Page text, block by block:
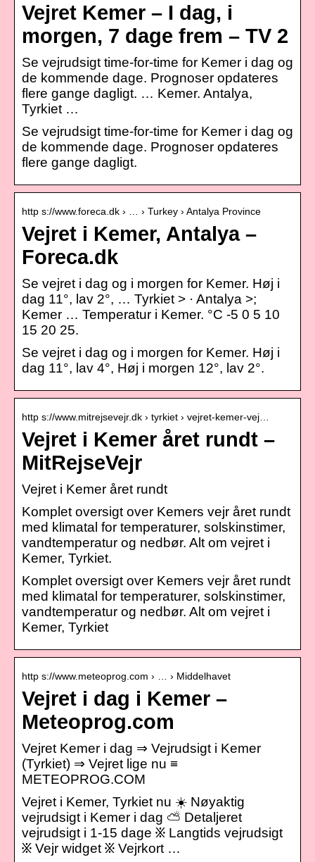
Vejret Kemer – I dag, i
morgen, 7 dage frem – TV 2
Se vejrudsigt time-for-time for Kemer i dag og
de kommende dage. Prognoser opdateres
flere gange dagligt. … Kemer. Antalya,
Tyrkiet …
Se vejrudsigt time-for-time for Kemer i dag og
de kommende dage. Prognoser opdateres
flere gange dagligt.
http s://www.foreca.dk › … › Turkey › Antalya Province
Vejret i Kemer, Antalya –
Foreca.dk
Se vejret i dag og i morgen for Kemer. Høj i
dag 11°, lav 2°, … Tyrkiet > · Antalya >;
Kemer … Temperatur i Kemer. °C -5 0 5 10
15 20 25.
Se vejret i dag og i morgen for Kemer. Høj i
dag 11°, lav 4°, Høj i morgen 12°, lav 2°.
http s://www.mitrejsevejr.dk › tyrkiet › vejret-kemer-vej…
Vejret i Kemer året rundt –
MitRejseVejr
Vejret i Kemer året rundt
Komplet oversigt over Kemers vejr året rundt
med klimatal for temperaturer, solskinstimer,
vandtemperatur og nedbør. Alt om vejret i
Kemer, Tyrkiet.
Komplet oversigt over Kemers vejr året rundt
med klimatal for temperaturer, solskinstimer,
vandtemperatur og nedbør. Alt om vejret i
Kemer, Tyrkiet
http s://www.meteoprog.com › … › Middelhavet
Vejret i dag i Kemer –
Meteoprog.com
Vejret Kemer i dag ⇒ Vejrudsigt i Kemer
(Tyrkiet) ⇒ Vejret lige nu ≡
METEOPROG.COM
Vejret i Kemer, Tyrkiet nu ☀️ Nøyaktig
vejrudsigt i Kemer i dag ⛅ Detaljeret
vejrudsigt i 1-15 dage ፠ Langtids vejrudsigt
፠ Vejr widget ፠ Vejrkort …